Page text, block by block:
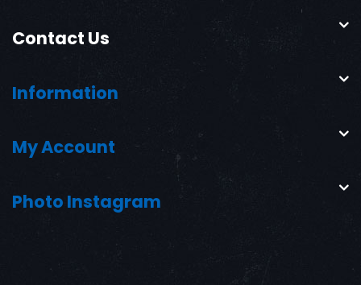
Contact Us
Information
My Account
Photo Instagram